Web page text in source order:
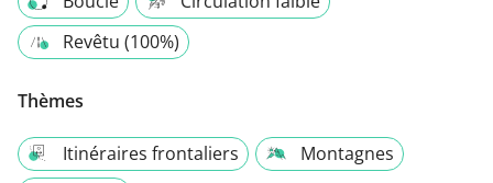
Revêtu (100%)
Thèmes
Itinéraires frontaliers
Montagnes